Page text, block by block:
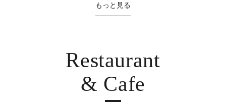
もっと見る
Restaurant
& Cafe